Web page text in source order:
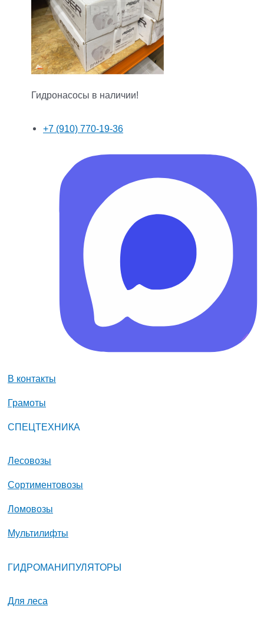
Гидронасосы в наличии!
+7 (910) 770-19-36
В контакты
Грамоты
СПЕЦТЕХНИКА
Лесовозы
Сортиментовозы
Ломовозы
Мультилифты
ГИДРОМАНИПУЛЯТОРЫ
Для леса